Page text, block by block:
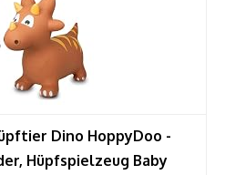
Dino HoppyDoo -
Hüpfspielzeug Baby